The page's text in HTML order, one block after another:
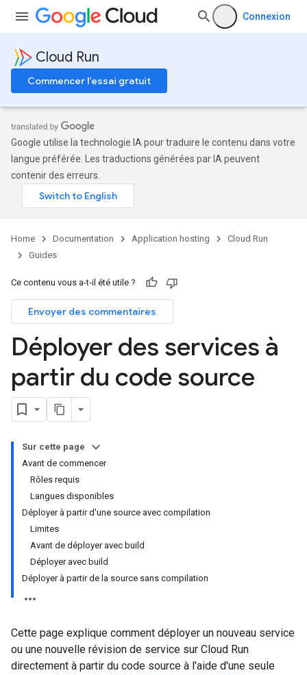
Connexion
Cloud Run
Commencer l'essai gratuit
Google utilise la technologie IA pour traduire le contenu dans votre
langue préférée. Les traductions générées par IA peuvent
contenir des erreurs.
Home Documentation Application hosting
Cloud Run
Guides
Ce contenu vous a-t-il été utile ?
Envoyer des commentaires
Déployer des services à
partir du code source
Sur cette page
Avant de commencer
Rôles requis
Langues disponibles
Déployer à partir d'une source avec compilation
Limites
Avant de déployer avec build
Déployer avec build
Déployer à partir de la source sans compilation
Cette page explique comment déployer un nouveau service
ou une nouvelle révision de service sur Cloud Run
directement à partir du code source à l'aide d'une seule